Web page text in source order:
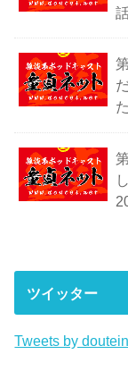
ツイッター
Tweets by